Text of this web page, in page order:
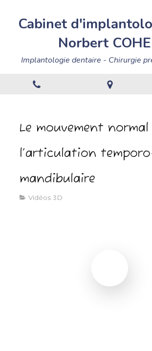
Cabinet
Norbert
Implantologie dentaire - Chirurgie
Le mouvement normal
l’articulation
mandibulaire
Vidéos 3D